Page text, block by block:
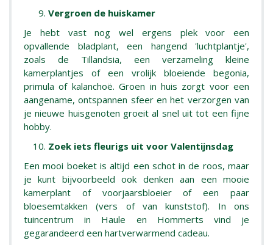
Vergroen de huiskamer
Je hebt vast nog wel ergens plek voor een
opvallende bladplant, een hangend 'luchtplantje',
zoals de Tillandsia, een verzameling kleine
kamerplantjes of een vrolijk bloeiende begonia,
primula of kalanchoë. Groen in huis zorgt voor een
aangename, ontspannen sfeer en het verzorgen van
je nieuwe huisgenoten groeit al snel uit tot een fijne
hobby.
Zoek iets fleurigs uit voor Valentijnsdag
Een mooi boeket is altijd een schot in de roos, maar
je kunt bijvoorbeeld ook denken aan een mooie
kamerplant of voorjaarsbloeier of een paar
bloesemtakken (vers of van kunststof). In ons
tuincentrum in Haule en Hommerts vind je
gegarandeerd een hartverwarmend cadeau.